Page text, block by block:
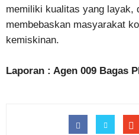
memiliki kualitas yang layak,
membebaskan masyarakat
kemiskinan.
Laporan : Agen 009 Bagas